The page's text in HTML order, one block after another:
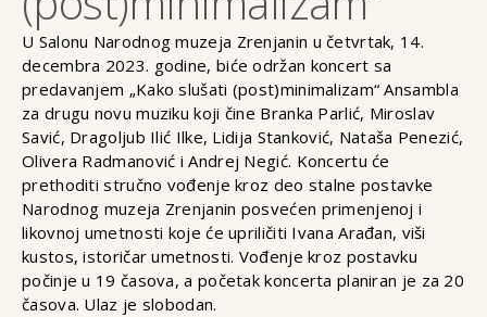
U Salonu Narodnog muzeja Zrenjanin u četvrtak, 14.
decembra 2023. godine, biće održan koncert sa
predavanjem „Kako slušati (post)minimalizam“ Ansambla
za drugu novu muziku koji čine Branka Parlić, Miroslav
Savić, Dragoljub Ilić Ilke, Lidija Stanković, Nataša Penezić,
Olivera Radmanović i Andrej Negić. Koncertu će
prethoditi stručno vođenje kroz deo stalne postavke
Narodnog muzeja Zrenjanin posvećen primenjenoj i
likovnoj umetnosti koje će upriličiti Ivana Arađan, viši
kustos, istoričar umetnosti. Vođenje kroz postavku
počinje u 19 časova, a početak koncerta planiran je za 20
časova. Ulaz je slobodan.